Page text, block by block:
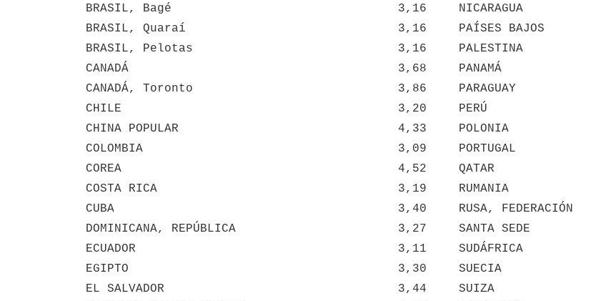
BRASIL, Bagé
3,16 NICARAGUA
BRASIL, Quaraí
3,16 PAÍSES BAJOS
BRASIL, Pelotas
3,16 PALESTINA
CANADÁ
3,68 PANAMÁ
CANADÁ, Toronto
3,86 PARAGUAY
CHILE
3,20 PERÚ
CHINA POPULAR
4,33 POLONIA
COLOMBIA
3,09 PORTUGAL
COREA
4,52 QATAR
COSTA RICA
3,19 RUMANIA
CUBA
3,40 RUSA, FEDERACIÓN
DOMINICANA, REPÚBLICA
3,27 SANTA SEDE
ECUADOR
3,11 SUDÁFRICA
EGIPTO
3,30 SUECIA
EL SALVADOR
3,44 SUIZA